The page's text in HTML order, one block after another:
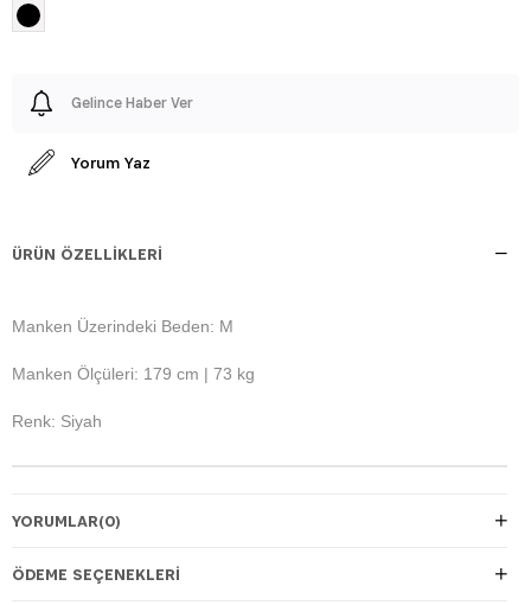
Gelince Haber Ver
Yorum Yaz
ÜRÜN ÖZELLIKLERI
Manken Üzerindeki Beden: M
Manken Ölçüleri: 179 cm | 73 kg
Renk: Siyah
YORUMLAR(0)
ÖDEME SEÇENEKLERI